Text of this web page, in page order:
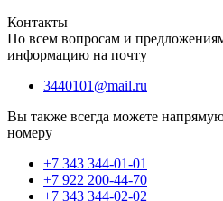
Контакты
По всем вопросам и
информацию на почту
3440101@mail.ru
Вы также всегда можете
номеру
+7 343 344-01-01
+7 922 200-44-70
+7 343 344-02-02